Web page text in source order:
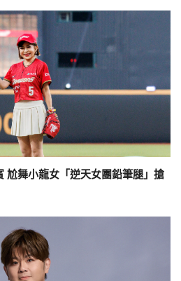
尬舞小龍女「逆天女團鉛筆腿」搶